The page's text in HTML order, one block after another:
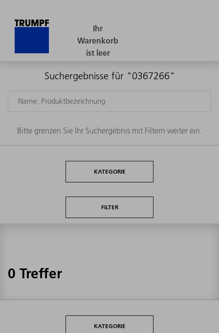
Suchergebnisse für "0367266"
Bitte grenzen Sie Ihr Suchergebnis mit Filtern weiter ein.
KATEGORIE
FILTER
0 Treffer
KATEGORIE